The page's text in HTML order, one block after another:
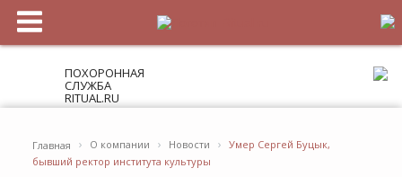
ПОХОРОННАЯ
СЛУЖБА
RITUAL.RU
Главная › О компании › Новости › Умер Сергей Буцык,
бывший ректор института культуры